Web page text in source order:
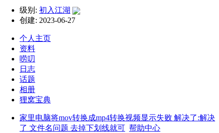
级别: 初入江湖
创建: 2023-06-27
个人主页
资料
唠叨
日志
话题
相册
狸窝宝典
家里电脑将mov转换成mp4转换视频显示失败 解决了:解决
了 文件名问题 去掉下划线就可 帮助中心